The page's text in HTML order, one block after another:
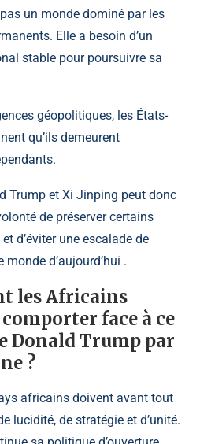
un monde dominé par les
Elle a besoin d’un
stable pour poursuivre sa
géopolitiques, les États-
qu’ils demeurent
Trump et Xi Jinping peut donc
de préserver certains
d’éviter une escalade de
d’aujourd’hui .
les Africains
face à ce
Donald Trump par
?
africains doivent avant tout
lucidité, de stratégie et d’unité.